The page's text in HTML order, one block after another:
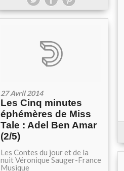
27 Avril 2014
Les Cinq minutes
éphémères de Miss
Tale : Adel Ben Amar
(2/5)
Les Contes du jour et de la
nuit Véronique Sauger-France
Musique